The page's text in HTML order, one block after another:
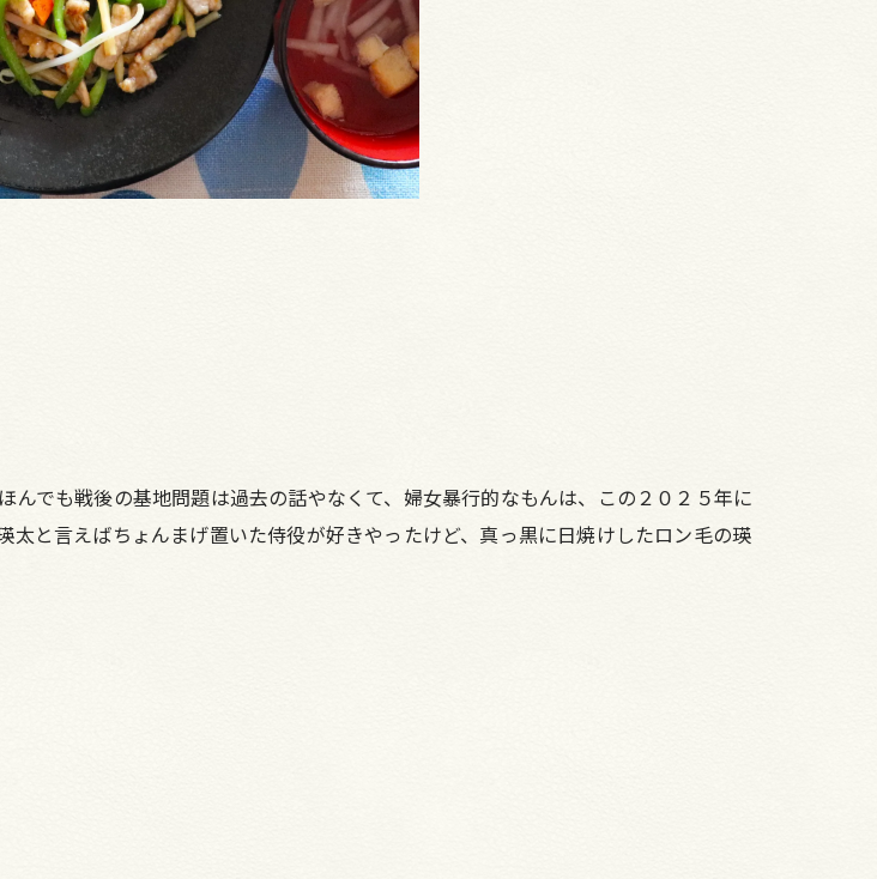
んでも戦後の基地問題は過去の話やなくて、婦女暴行的なもんは、この２０２５年に
と言えばちょんまげ置いた侍役が好きやったけど、真っ黒に日焼けしたロン毛の瑛